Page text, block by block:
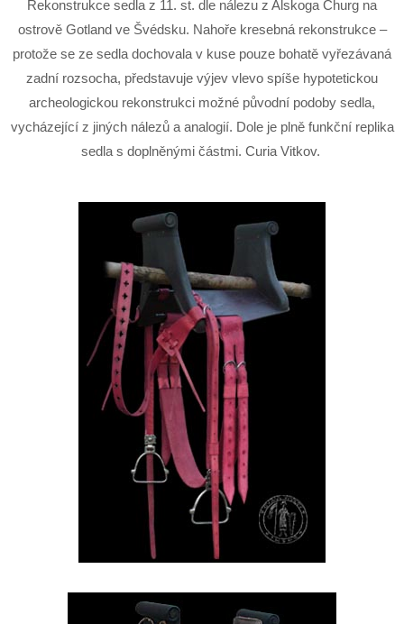
Rekonstrukce sedla z 11. st. dle nálezu z Alskoga Churg na
ostrově Gotland ve Švédsku. Nahoře kresebná rekonstrukce –
protože se ze sedla dochovala v kuse pouze bohatě vyřezávaná
zadní rozsocha, představuje výjev vlevo spíše hypotetickou
archeologickou rekonstrukci možné původní podoby sedla,
vycházející z jiných nálezů a analogií. Dole je plně funkční replika
sedla s doplněnými částmi. Curia Vitkov.